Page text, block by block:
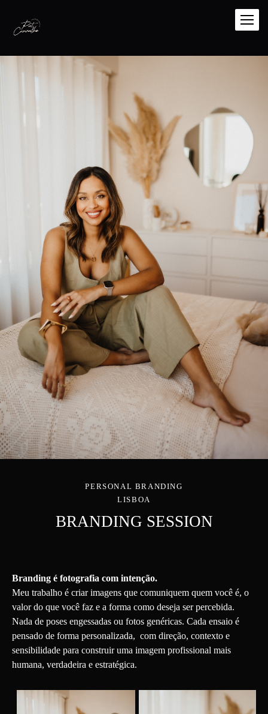
PERSONAL BRANDING
LISBOA
BRANDING SESSION
Branding é fotografia com intenção.
Meu trabalho é criar imagens que comuniquem quem você é, o
valor do que você faz e a forma como deseja ser percebida.
Nada de poses engessadas ou fotos genéricas. Cada ensaio é
pensado de forma personalizada, com direção, contexto e
sensibilidade para construir uma imagem profissional mais
humana, verdadeira e estratégica.